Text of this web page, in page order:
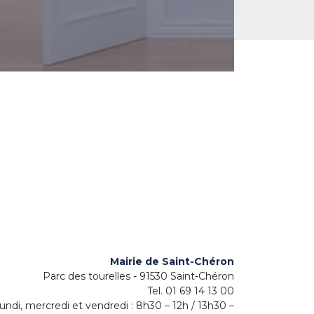
Mairie de Saint-Chéron
Parc des tourelles - 91530 Saint-Chéron
Tel. 01 69 14 13 00
mercredi et vendredi : 8h30 – 12h / 13h30 –